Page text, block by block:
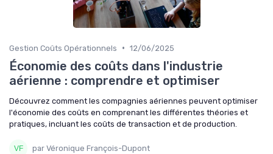
Gestion Coûts Opérationnels • 12/06/2025
Économie des coûts dans l'industrie
aérienne : comprendre et optimiser
Découvrez comment les compagnies aériennes peuvent optimiser
l'économie des coûts en comprenant les différentes théories et
pratiques, incluant les coûts de transaction et de production.
par Véronique François-Dupont